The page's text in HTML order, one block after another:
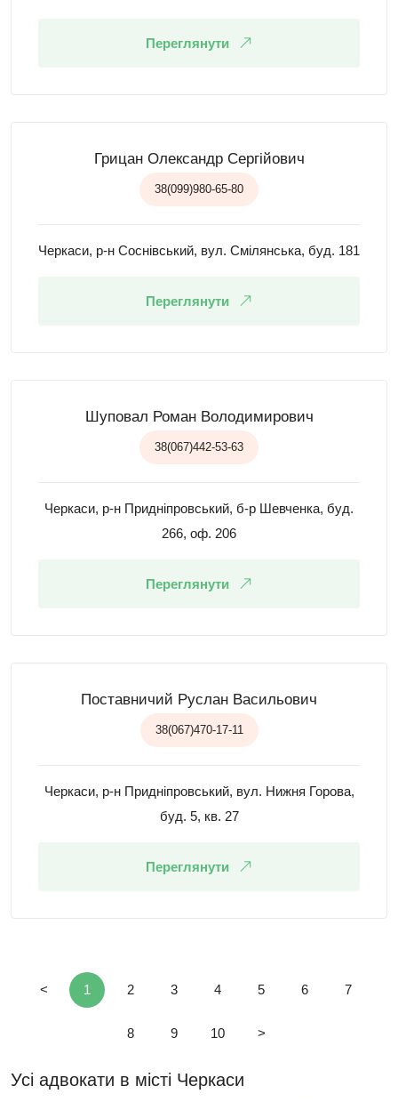
Переглянути
Грицан Олександр Сергійович
38(099)980-65-80
Черкаси, р-н Соснівський, вул. Смілянська, буд. 181
Переглянути
Шуповал Роман Володимирович
38(067)442-53-63
Черкаси, р-н Придніпровський, б-р Шевченка, буд.
266, оф. 206
Переглянути
Поставничий Руслан Васильович
38(067)470-17-11
Черкаси, р-н Придніпровський, вул. Нижня Горова,
буд. 5, кв. 27
Переглянути
< 1 2 3 4 5 6 7
8 9 10 >
Усі адвокати в місті Черкаси